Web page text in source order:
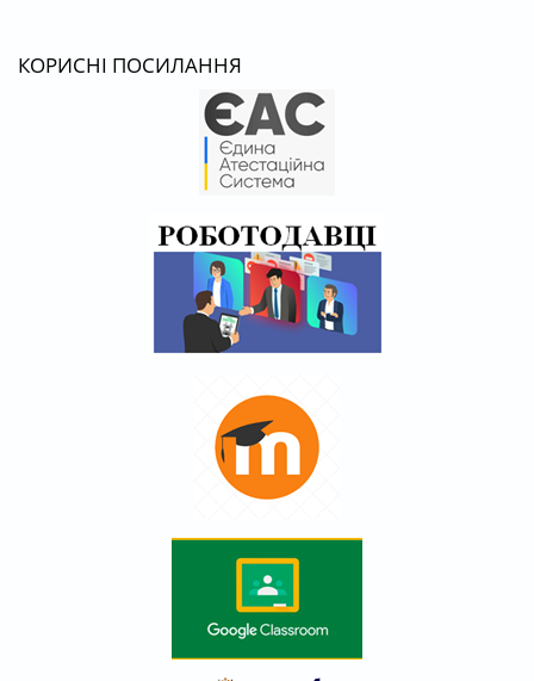
КОРИСНІ ПОСИЛАННЯ